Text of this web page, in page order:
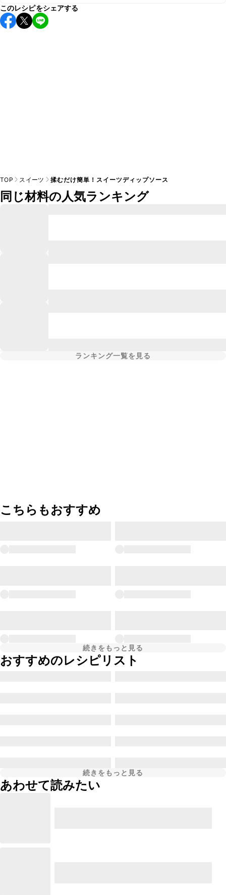
保存期間は冷蔵で当日中が目安です。なるべくお早めにお召
し上がりください。
このレシピをシェアする
TOP スイーツ 揉むだけ簡単！スイーツディップソース
同じ材料の人気ランキング
ランキング一覧を見る
こちらもおすすめ
続きをもっと見る
おすすめのレシピリスト
続きをもっと見る
あわせて読みたい